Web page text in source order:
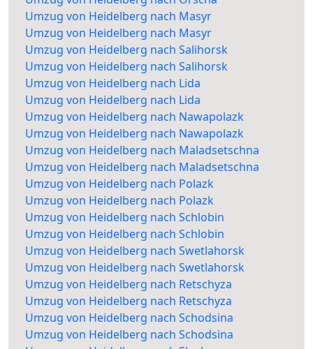
Umzug von Heidelberg nach Masyr
Umzug von Heidelberg nach Masyr
Umzug von Heidelberg nach Salihorsk
Umzug von Heidelberg nach Salihorsk
Umzug von Heidelberg nach Lida
Umzug von Heidelberg nach Lida
Umzug von Heidelberg nach Nawapolazk
Umzug von Heidelberg nach Nawapolazk
Umzug von Heidelberg nach Maladsetschna
Umzug von Heidelberg nach Maladsetschna
Umzug von Heidelberg nach Polazk
Umzug von Heidelberg nach Polazk
Umzug von Heidelberg nach Schlobin
Umzug von Heidelberg nach Schlobin
Umzug von Heidelberg nach Swetlahorsk
Umzug von Heidelberg nach Swetlahorsk
Umzug von Heidelberg nach Retschyza
Umzug von Heidelberg nach Retschyza
Umzug von Heidelberg nach Schodsina
Umzug von Heidelberg nach Schodsina